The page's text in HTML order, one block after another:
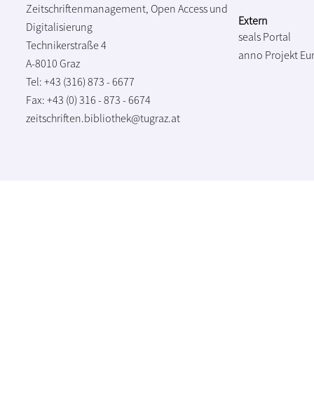
Zeitschriftenmanagement, Open Access und
Digitalisierung
Technikerstraße 4
A-8010 Graz
Tel: +43 (316) 873 - 6677
Fax: +43 (0) 316 - 873 - 6674
zeitschriften.bibliothek@tugraz.at
Extern
seals Portal
anno Projekt